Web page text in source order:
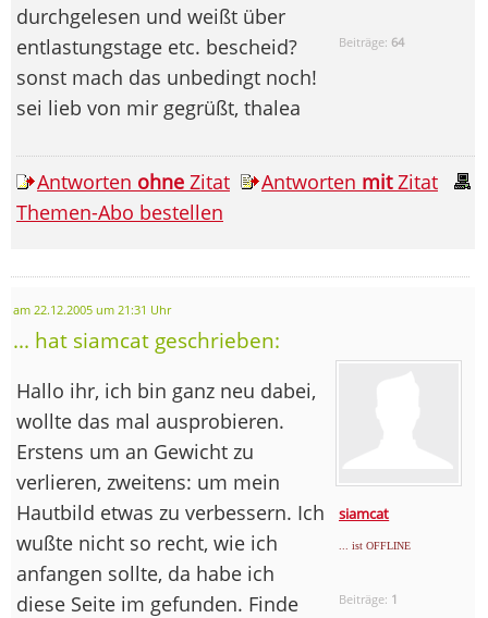
Beiträge: 64
durchgelesen und weißt über
entlastungstage etc. bescheid?
sonst mach das unbedingt noch!
sei lieb von mir gegrüßt, thalea
Antworten ohne Zitat Antworten mitZitat
Themen-Abo bestellen
am 22.12.2005 um 21:31 Uhr
... hat siamcat geschrieben:
siamcat
... ist OFFLINE
Beiträge: 1
Hallo ihr, ich bin ganz neu dabei,
wollte das mal ausprobieren.
Erstens um an Gewicht zu
verlieren, zweitens: um mein
Hautbild etwas zu verbessern. Ich
wußte nicht so recht, wie ich
anfangen sollte, da habe ich
diese Seite im gefunden. Finde